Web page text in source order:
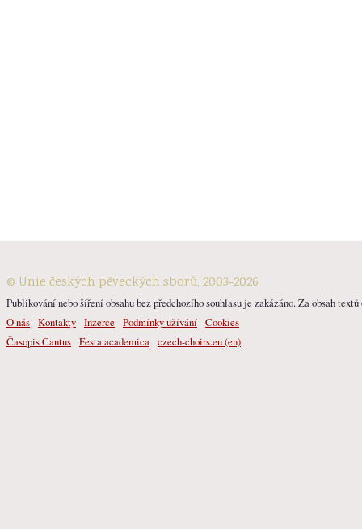
© Unie českých pěveckých sborů, 2003-2026
Publikování nebo šíření obsahu bez předchozího souhlasu je zakázáno. Za obsah
O nás Kontakty Inzerce Podmínky užívání Cookies
Časopis Cantus Festa academica czech-choirs.eu (en)